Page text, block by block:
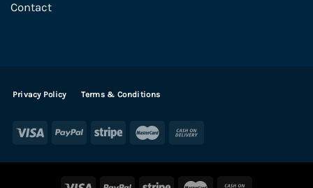
Contact
Privacy Policy Terms & Conditions